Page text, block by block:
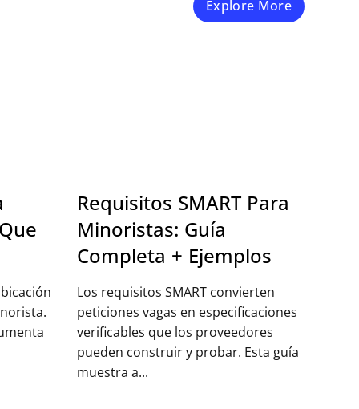
Explore More
Requisitos SMART Para
Minoristas: Guía
Completa + Ejemplos
Los requisitos SMART convierten
peticiones vagas en especificaciones
verificables que los proveedores
pueden construir y probar. Esta guía
muestra a...